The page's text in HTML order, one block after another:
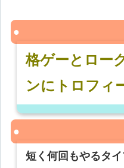
格ゲーとロー
ンにトロフィ
短く何回もやるタ